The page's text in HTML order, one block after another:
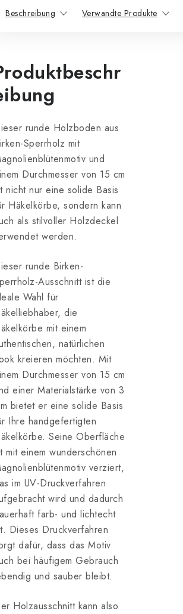
Beschreibung Verwandte Produkte
runde Holzboden aus
Sperrholz mit
und
Durchmesser von 15 cm
nicht nur eine solide Basis
Häkelkörbe, sondern kann
als stilvoller Holzdeckel
werden.
runde Birken-
Ausschnitt ist die
Wahl für
die
mit einem
natürlichen
kreieren möchten. Mit
Durchmesser von 15 cm
einer Materialstärke von 3
bietet er eine solide Basis
Ihre handgefertigten
Seine Oberfläche
mit einem wunderschönen
verziert,
im UV-Druckverfahren
wird und dadurch
farb- und lichtecht
Dieses Druckverfahren
dafür, dass das Motiv
bei häufigem Gebrauch
und sauber bleibt.
Holzausschnitt kann also